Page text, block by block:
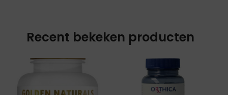
Recent bekeken producten